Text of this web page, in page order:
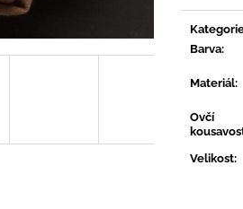
Barva:
Materiál:
Ovčí
Velikost: